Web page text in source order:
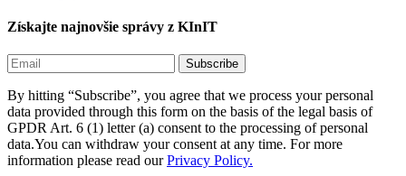
Získajte najnovšie správy z KInIT
By hitting “Subscribe”, you agree that we process your personal
data provided through this form on the basis of the legal basis of
GPDR Art. 6 (1) letter (a) consent to the processing of personal
data.You can withdraw your consent at any time. For more
information please read ourPrivacy Policy.